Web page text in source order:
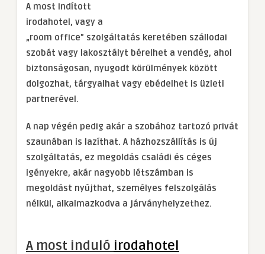
A most indított
irodahotel, vagy a
„room office” szolgáltatás keretében szállodai
szobát vagy lakosztályt bérelhet a vendég, ahol
biztonságosan, nyugodt körülmények között
dolgozhat, tárgyalhat vagy ebédelhet is üzleti
partnerével.
A nap végén pedig akár a szobához tartozó privát
szaunában is lazíthat. A házhozszállítás is új
szolgáltatás, ez megoldás családi és céges
igényekre, akár nagyobb létszámban is
megoldást nyújthat, személyes felszolgálás
nélkül, alkalmazkodva a járványhelyzethez.
A most induló irodahotel